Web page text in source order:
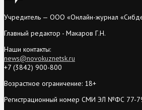
Учредитель — ООО «Онлайн-журнал
Главный редактор - Макаров Г.Н.
Наши контакты:
news@novokuznetsk.ru
+7 (3842) 900-800
Возрастное ограничение: 18+
Регистрационный номер СМИ ЭЛ №ФС 77-